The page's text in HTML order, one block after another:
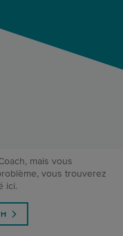
mais vous
vous trouverez
ici.